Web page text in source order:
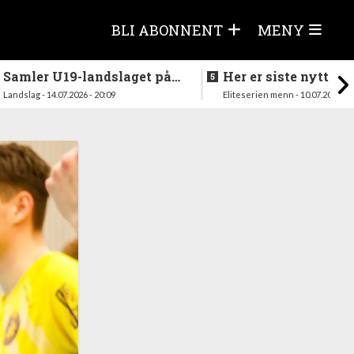
BLI ABONNENT MENY
Samler U19-landslaget på
nytt i august
Landslag - 14.07.2026 - 20:09
Her er siste nytt
season
Eliteserien menn - 10.07.2026 -